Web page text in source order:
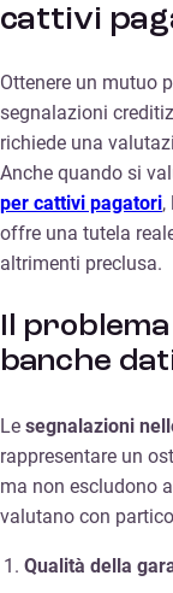
cattivi
Ottenere un mutuo
segnalazioni
richiede una
Anche quando si
per cattivi pagatori,
offre una tutela
altrimenti preclusa.
Il
banche
Le segnalazioni
rappresentare un
ma non escludono
valutano con
Qualità della